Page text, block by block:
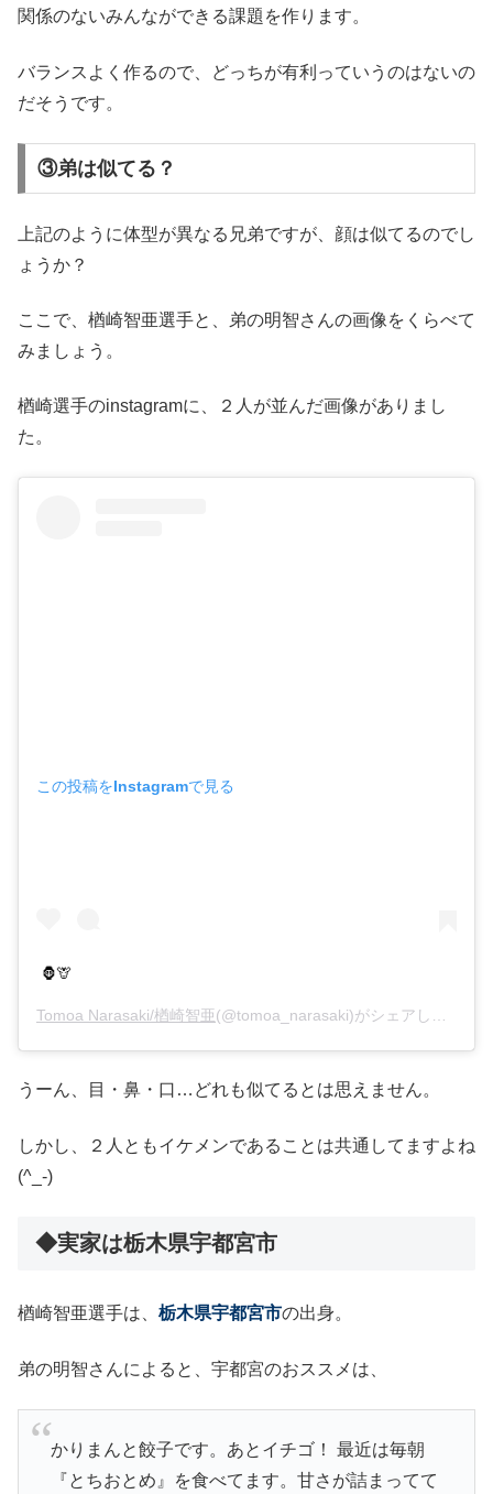
関係のないみんなができる課題を作ります。
バランスよく作るので、どっちが有利っていうのはないの
だそうです。
③弟は似てる？
上記のように体型が異なる兄弟ですが、顔は似てるのでし
ょうか？
ここで、楢崎智亜選手と、弟の明智さんの画像をくらべて
みましょう。
楢崎選手のinstagramに、２人が並んだ画像がありまし
た。
この投稿をInstagramで見る
🦍🦒
Tomoa Narasaki/楢崎智亜(@tomoa_narasaki)がシェアした投稿 –
うーん、目・鼻・口…どれも似てるとは思えません。
しかし、２人ともイケメンであることは共通してますよね
(^_-)
◆実家は栃木県宇都宮市
楢崎智亜選手は、 栃木県宇都宮市の出身。
弟の明智さんによると、宇都宮のおススメは、
かりまんと餃子です。あとイチゴ！ 最近は毎朝
『とちおとめ』を食べてます。甘さが詰まってて